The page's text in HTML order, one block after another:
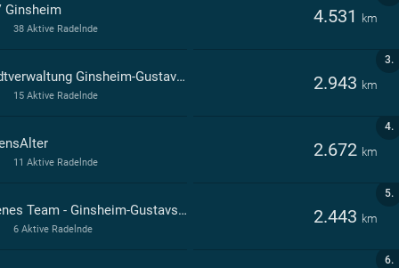
Ginsheim 4.531 km
38 Aktive Radelnde
3.
Stadtverwaltung Ginsheim-Gustavsburg 2.943 km
15 Aktive Radelnde
4.
2.672 km
11 Aktive Radelnde
5.
Offenes Team - Ginsheim-Gustavsburg 2.443 km
6 Aktive Radelnde
6.